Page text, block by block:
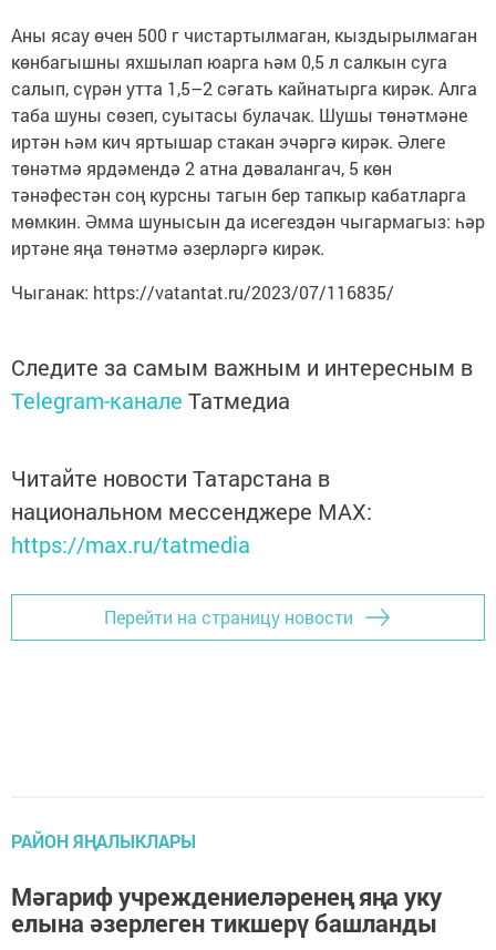
Аны ясау өчен 500 г чистартылмаган, кыздырылмаган
көнбагышны яхшылап юарга һәм 0,5 л салкын суга
салып, сүрән утта 1,5–2 сәгать кайнатырга кирәк. Алга
таба шуны сөзеп, суытасы булачак. Шушы төнәтмәне
иртән һәм кич яртышар стакан эчәргә кирәк. Әлеге
төнәтмә ярдәмендә 2 атна дәвалангач, 5 көн
тәнәфестән соң курсны тагын бер тапкыр кабатларга
мөмкин. Әмма шунысын да исегездән чыгармагыз: һәр
иртәне яңа төнәтмә әзерләргә кирәк.
Чыганак: https://vatantat.ru/2023/07/116835/
Следите за самым важным и интересным в
Telegram-канале Татмедиа
Читайте новости Татарстана в
национальном мессенджере MАХ:
https://max.ru/tatmedia
Перейти на страницу новости
РАЙОН ЯҢАЛЫКЛАРЫ
Мәгариф учреждениеләренең яңа уку
елына әзерлеген тикшерү башланды